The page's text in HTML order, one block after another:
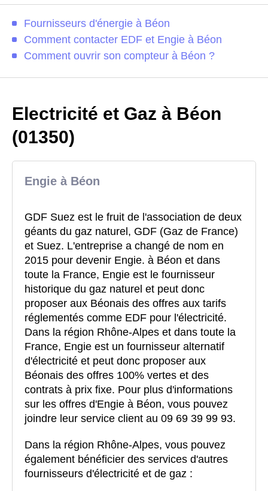
Fournisseurs d'énergie à Béon
Comment contacter EDF et Engie à Béon
Comment ouvrir son compteur à Béon ?
Electricité et Gaz à Béon
(01350)
Engie à Béon
GDF Suez est le fruit de l'association de deux
géants du gaz naturel, GDF (Gaz de France)
et Suez. L'entreprise a changé de nom en
2015 pour devenir Engie. à Béon et dans
toute la France, Engie est le fournisseur
historique du gaz naturel et peut donc
proposer aux Béonais des offres aux tarifs
réglementés comme EDF pour l'électricité.
Dans la région Rhône-Alpes et dans toute la
France, Engie est un fournisseur alternatif
d'électricité et peut donc proposer aux
Béonais des offres 100% vertes et des
contrats à prix fixe. Pour plus d'informations
sur les offres d'Engie à Béon, vous pouvez
joindre leur service client au 09 69 39 99 93.
Dans la région Rhône-Alpes, vous pouvez
également bénéficier des services d'autres
fournisseurs d'électricité et de gaz :